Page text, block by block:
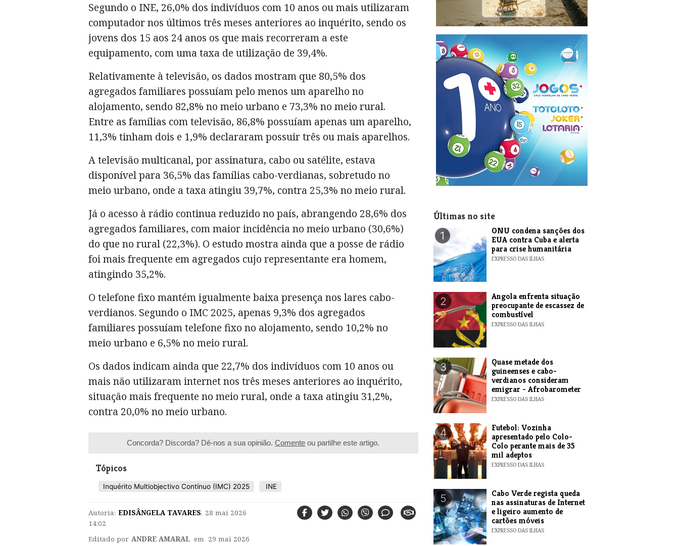
Segundo o INE, 26,0% dos indivíduos com 10 anos ou mais utilizaram
computador nos últimos três meses anteriores ao inquérito, sendo os
jovens dos 15 aos 24 anos os que mais recorreram a este
equipamento, com uma taxa de utilização de 39,4%.
Relativamente à televisão, os dados mostram que 80,5% dos
agregados familiares possuíam pelo menos um aparelho no
alojamento, sendo 82,8% no meio urbano e 73,3% no meio rural.
Entre as famílias com televisão, 86,8% possuíam apenas um aparelho,
11,3% tinham dois e 1,9% declararam possuir três ou mais aparelhos.
A televisão multicanal, por assinatura, cabo ou satélite, estava
disponível para 36,5% das famílias cabo-verdianas, sobretudo no
meio urbano, onde a taxa atingiu 39,7%, contra 25,3% no meio rural.
Já o acesso à rádio continua reduzido no país, abrangendo 28,6% dos
agregados familiares, com maior incidência no meio urbano (30,6%)
do que no rural (22,3%). O estudo mostra ainda que a posse de rádio
foi mais frequente em agregados cujo representante era homem,
atingindo 35,2%.
O telefone fixo mantém igualmente baixa presença nos lares cabo-
verdianos. Segundo o IMC 2025, apenas 9,3% dos agregados
familiares possuíam telefone fixo no alojamento, sendo 10,2% no
meio urbano e 6,5% no meio rural.
Os dados indicam ainda que 22,7% dos indivíduos com 10 anos ou
mais não utilizaram internet nos três meses anteriores ao inquérito,
situação mais frequente no meio rural, onde a taxa atingiu 31,2%,
contra 20,0% no meio urbano.
Concorda? Discorda? Dê-nos a sua opinião.Comente ou partilhe este artigo.
Tópicos
Inquérito Multiobjectivo Contínuo (IMC) 2025 INE
Autoria: EDISÂNGELA TAVARES, 28 mai 2026
14:02
Editado por ANDRE AMARAL em 29 mai 2026
Últimas no site
1
ONU condena sanções dos
EUA contra Cuba e alerta
para crise humanitária
EXPRESSO DAS ILHAS
2
Angola enfrenta situação
preocupante de escassez de
combustível
EXPRESSO DAS ILHAS
3
Quase metade dos
guineenses e cabo-
verdianos consideram
emigrar - Afrobarometer
EXPRESSO DAS ILHAS
4
Futebol: Vozinha
apresentado pelo Colo-
Colo perante mais de 35
mil adeptos
EXPRESSO DAS ILHAS
5
Cabo Verde regista queda
nas assinaturas de Internet
e ligeiro aumento de
cartões móveis
EXPRESSO DAS ILHAS